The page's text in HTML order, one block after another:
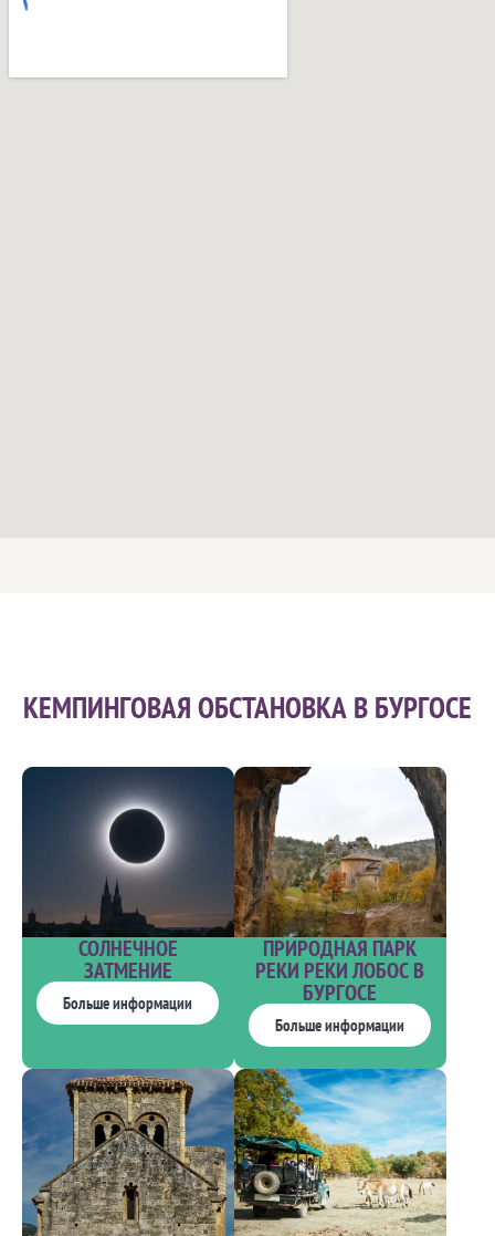
КЕМПИНГОВАЯ ОБСТАНОВКА В БУРГОСЕ
СОЛНЕЧНОЕ
ЗАТМЕНИЕ
Больше информации
ПРИРОДНАЯ ПАРК
РЕКИ РЕКИ ЛОБОС В
БУРГОСЕ
Больше информации